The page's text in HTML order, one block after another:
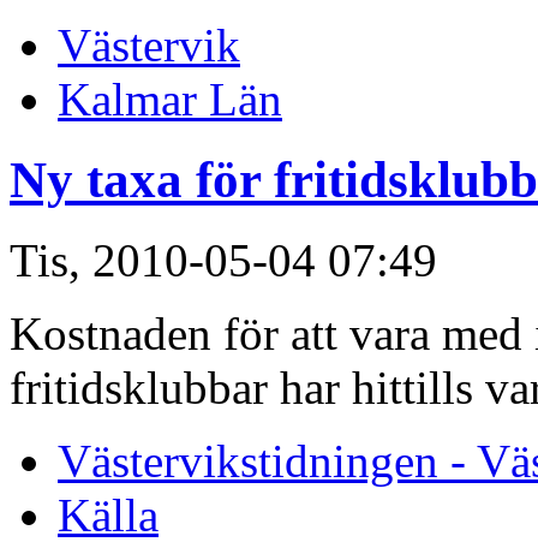
Västervik
Kalmar Län
Ny taxa för
Tis, 2010-05-04 07:49
Kostnaden för att vara
fritidsklubbar har hittills
Västervikstidningen -
Källa